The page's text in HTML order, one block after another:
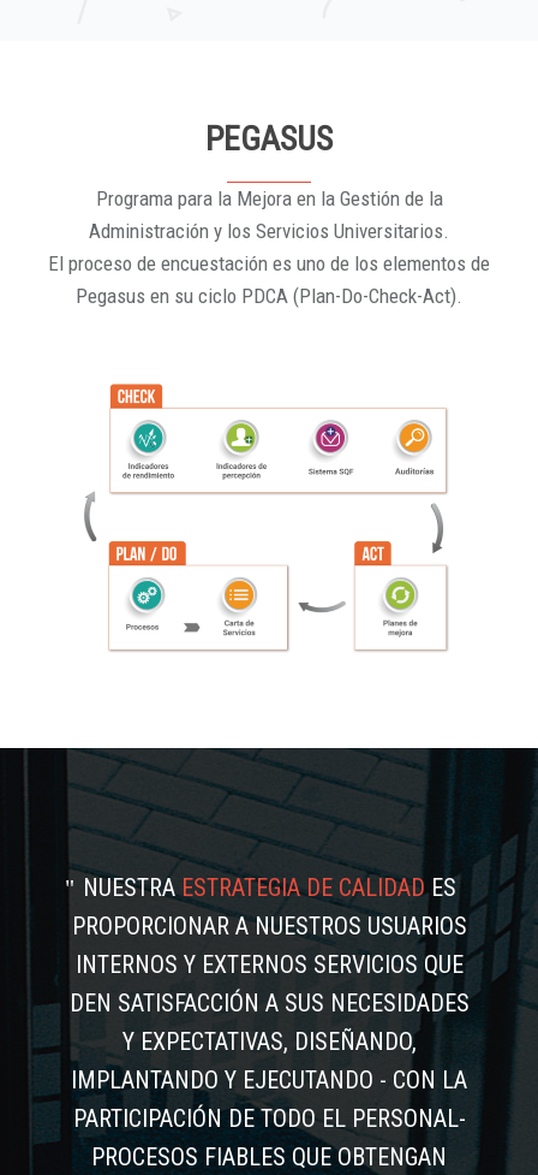
PEGASUS
Programa para la Mejora en la Gestión de la
Administración y los Servicios Universitarios.
El proceso de encuestación es uno de los elementos de
Pegasus en su ciclo PDCA (Plan-Do-Check-Act).
NUESTRAESTRATEGIA DE CALIDADES
PROPORCIONAR A NUESTROS USUARIOS
INTERNOS Y EXTERNOS SERVICIOS QUE
DEN SATISFACCIÓN A SUS NECESIDADES
Y EXPECTATIVAS, DISEÑANDO,
IMPLANTANDO Y EJECUTANDO - CON LA
PARTICIPACIÓN DE TODO EL PERSONAL-
PROCESOS FIABLES QUE OBTENGAN